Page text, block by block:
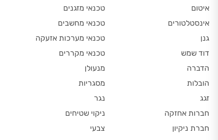
איטום
אינסטלטורים
גנן
דוד שמש
הדברה
הובלות
זגג
חברות אחזקה
חברת ניקיון
טכנאי מזגנים
טכנאי מחשבים
טכנאי מערכות אזעקה
טכנאי מקררים
מנעולן
מסגריות
נגר
ניקוי שטיחים
צבעי